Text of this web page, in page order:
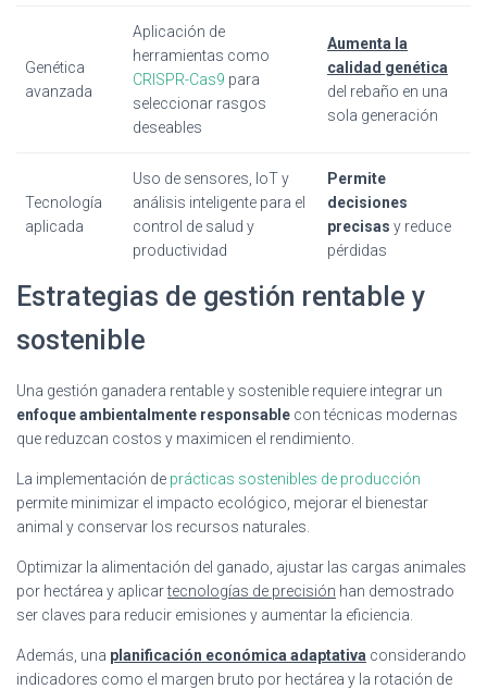
Genética
avanzada
Aplicación de
herramientas como
CRISPR-Cas9 para
seleccionar rasgos
deseables
Aumenta la
calidad genética
del rebaño en una
sola generación
Tecnología
aplicada
Uso de sensores, IoT y
análisis inteligente para el
control de salud y
productividad
Permite
decisiones
precisas y reduce
pérdidas
Estrategias de gestión rentable y
sostenible
Una gestión ganadera rentable y sostenible requiere integrar un
enfoque ambientalmente responsable con técnicas modernas
que reduzcan costos y maximicen el rendimiento.
La implementación de prácticas sostenibles de producción
permite minimizar el impacto ecológico, mejorar el bienestar
animal y conservar los recursos naturales.
Optimizar la alimentación del ganado, ajustar las cargas animales
por hectárea y aplicartecnologías de precisión han demostrado
ser claves para reducir emisiones y aumentar la eficiencia.
Además, una planificación económica adaptativa considerando
indicadores como el margen bruto por hectárea y la rotación de